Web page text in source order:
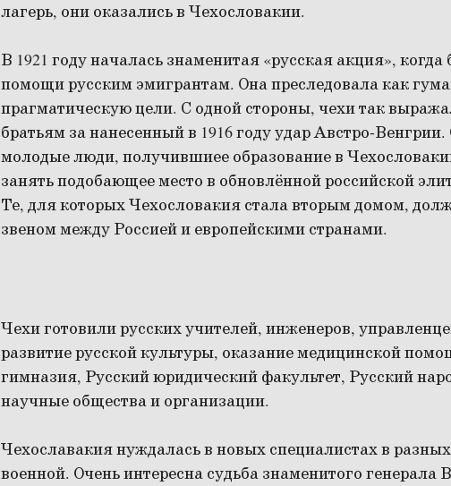
лагерь, они оказались в Чехословакии.
В 1921 году началась знаменитая «русская акция»,
помощи русским эмигрантам. Она преследовала как
прагматическую цели. С одной стороны, чехи так
братьям за нанесенный в 1916 году удар Австро-
молодые люди, получившиее образование в
занять подобающее место в обновлённой российской
Те, для которых Чехословакия стала вторым домом,
звеном между Россией и европейскими странами.
Чехи готовили русских учителей, инженеров,
развитие русской культуры, оказание медицинской
гимназия, Русский юридический факультет, Русский
научные общества и организации.
Чехославакия нуждалась в новых специалистах в
военной. Очень интересна судьба знаменитого